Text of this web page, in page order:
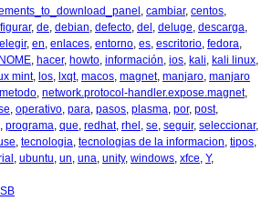
, cambiar, centos,
, de, debian, defecto, del , deluge, descarga,
elegir, en, enlaces, entorno, es, escritorio, fedora,
, hacer, howto, información, ios, kali, kali linux,
mint, los, lxqt, macos, magnet, manjaro, manjaro
metodo, network.protocol-handler.expose.magnet,
, operativo, para, pasos, plasma, por, post,
, programa, que, redhat, rhel , se, seguir, seleccionar,
, tecnologia, tecnologias de la informacion, tipos,
, ubuntu, un, una, unity, windows, xfce, Y,